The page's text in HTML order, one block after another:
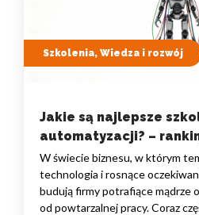
Szkolenia, Wiedza i rozwój
Jakie są najlepsze
automatyzacji? –
W świecie biznesu, w którym
technologia i rosnące
budują firmy potrafiące mądrze
od powtarzalnej pracy. Coraz